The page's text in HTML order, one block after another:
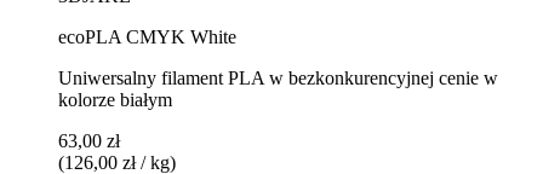
ecoPLA CMYK White
Uniwersalny filament PLA w bezkonkurencyjnej cenie w
kolorze białym
63,00 zł
(126,00 zł / kg)